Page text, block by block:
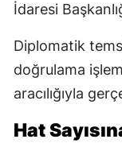
İdaresi
Diplomatik
doğrulama
aracılığıyla
Hat